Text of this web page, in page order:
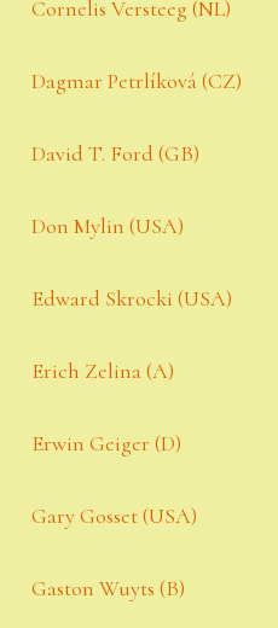
Cornelis Versteeg (NL)
Dagmar Petrlíková (CZ)
David T. Ford (GB)
Don Mylin (USA)
Edward Skrocki (USA)
Erich Zelina (A)
Erwin Geiger (D)
Gary Gosset (USA)
Gaston Wuyts (B)